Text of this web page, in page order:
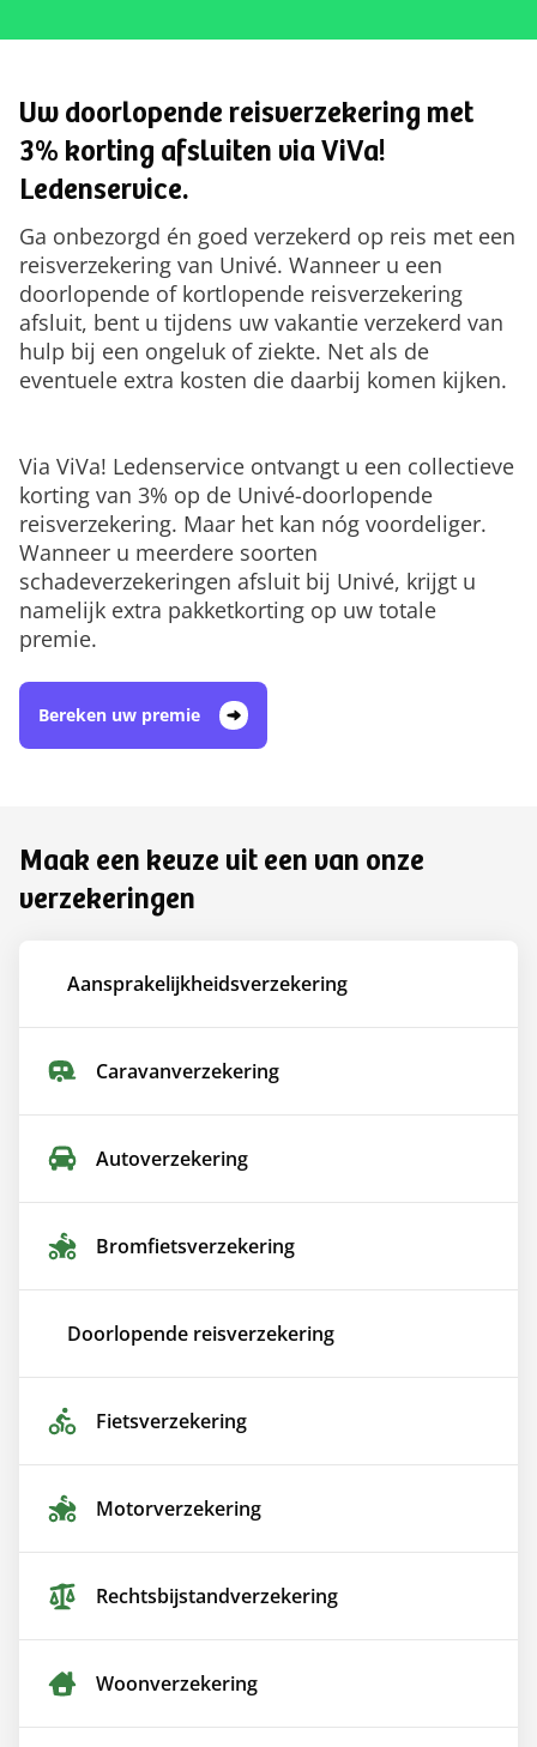
Uw doorlopende reisverzekering met
3% korting afsluiten via ViVa!
Ledenservice.
Ga onbezorgd én goed verzekerd op reis met een
reisverzekering van Univé. Wanneer u een
doorlopende of kortlopende reisverzekering
afsluit, bent u tijdens uw vakantie verzekerd van
hulp bij een ongeluk of ziekte. Net als de
eventuele extra kosten die daarbij komen kijken.
Via ViVa! Ledenservice ontvangt u een collectieve
korting van 3% op de Univé-doorlopende
reisverzekering. Maar het kan nóg voordeliger.
Wanneer u meerdere soorten
schadeverzekeringen afsluit bij Univé, krijgt u
namelijk extra pakketkorting op uw totale
premie.​​​​
Bereken uw premie
Maak een keuze uit een van onze
verzekeringen
Aansprakelijkheids­verzekering
Caravan­verzekering
Auto­verzekering
Bromfiets­verzekering
Doorlopende reis­verzekering
Fiets­verzekering
Motor­verzekering
Rechtsbijstand­verzekering
Woon­verzekering